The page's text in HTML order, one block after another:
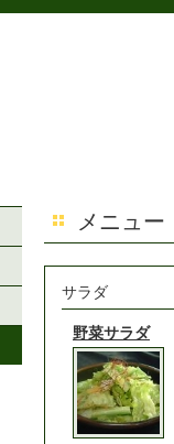
メニュー
サラダ
野菜サラダ